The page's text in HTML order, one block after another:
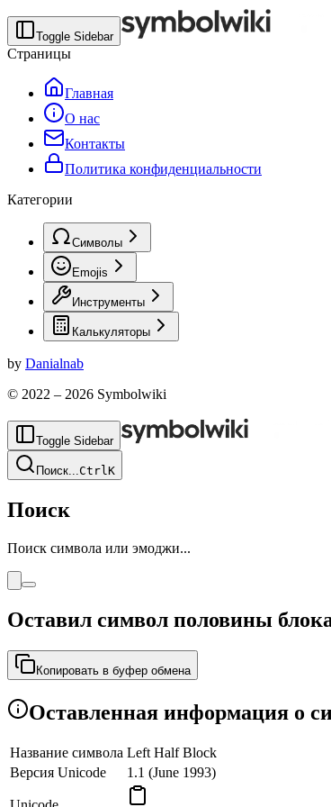
Toggle Sidebar
Страницы
Главная
О нас
Контакты
Политика конфиденциальности
Категории
Символы
Emojis
Инструменты
Калькуляторы
by Danialnab
© 2022 – 2026 Symbolwiki
Toggle Sidebar
Поиск...CtrlK
Поиск
Поиск символа или эмоджи...
Оставил символ половины
Копировать в буфер обмена
Оставленная информация о
Название символа Left Half Block
Версия Unicode
1.1 (June 1993)